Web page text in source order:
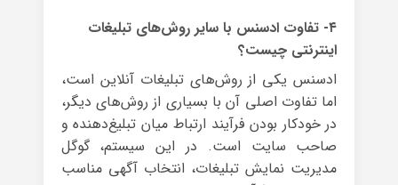
۴- تفاوت ادسنس با سایر روش‌های تبلیغات
اینترنتی چیست؟
ادسنس یکی از روش‌های تبلیغات آنلاین است،
اما تفاوت اصلی آن با بسیاری از روش‌های دیگر،
در خودکار بودن فرآیند ارتباط میان تبلیغ‌دهنده و
صاحب سایت است. در این سیستم، گوگل
مدیریت نمایش تبلیغات، انتخاب آگهی مناسب